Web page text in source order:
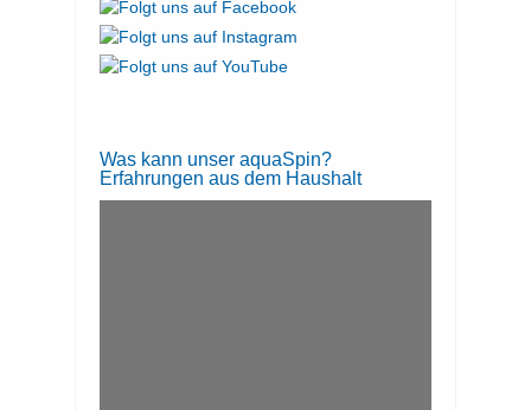
Was kann unser aquaSpin?
Erfahrungen aus dem Haushalt